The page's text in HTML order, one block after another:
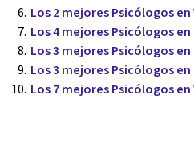
Los 2 mejores Psicólogos en
Los 4 mejores Psicólogos
Los 3 mejores Psicólogos
Los 3 mejores Psicólogos en
Los 7 mejores Psicólogos